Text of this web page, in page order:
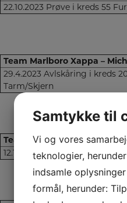
22.10.2023 Prøve i kreds 55
Team Marlboro Xappa –
29.4.2023 Avlskåring i kreds
Tarm/Skjern
Team Marlboro Zorro –
12.11.2023 Prøve i kreds 27
Samtykke til
Vi og vores
teknologier,
indsamle
formål, herunder: